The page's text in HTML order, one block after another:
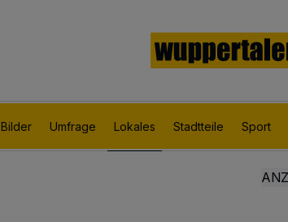
Bilder Umfrage Lokales Stadtteile Sport